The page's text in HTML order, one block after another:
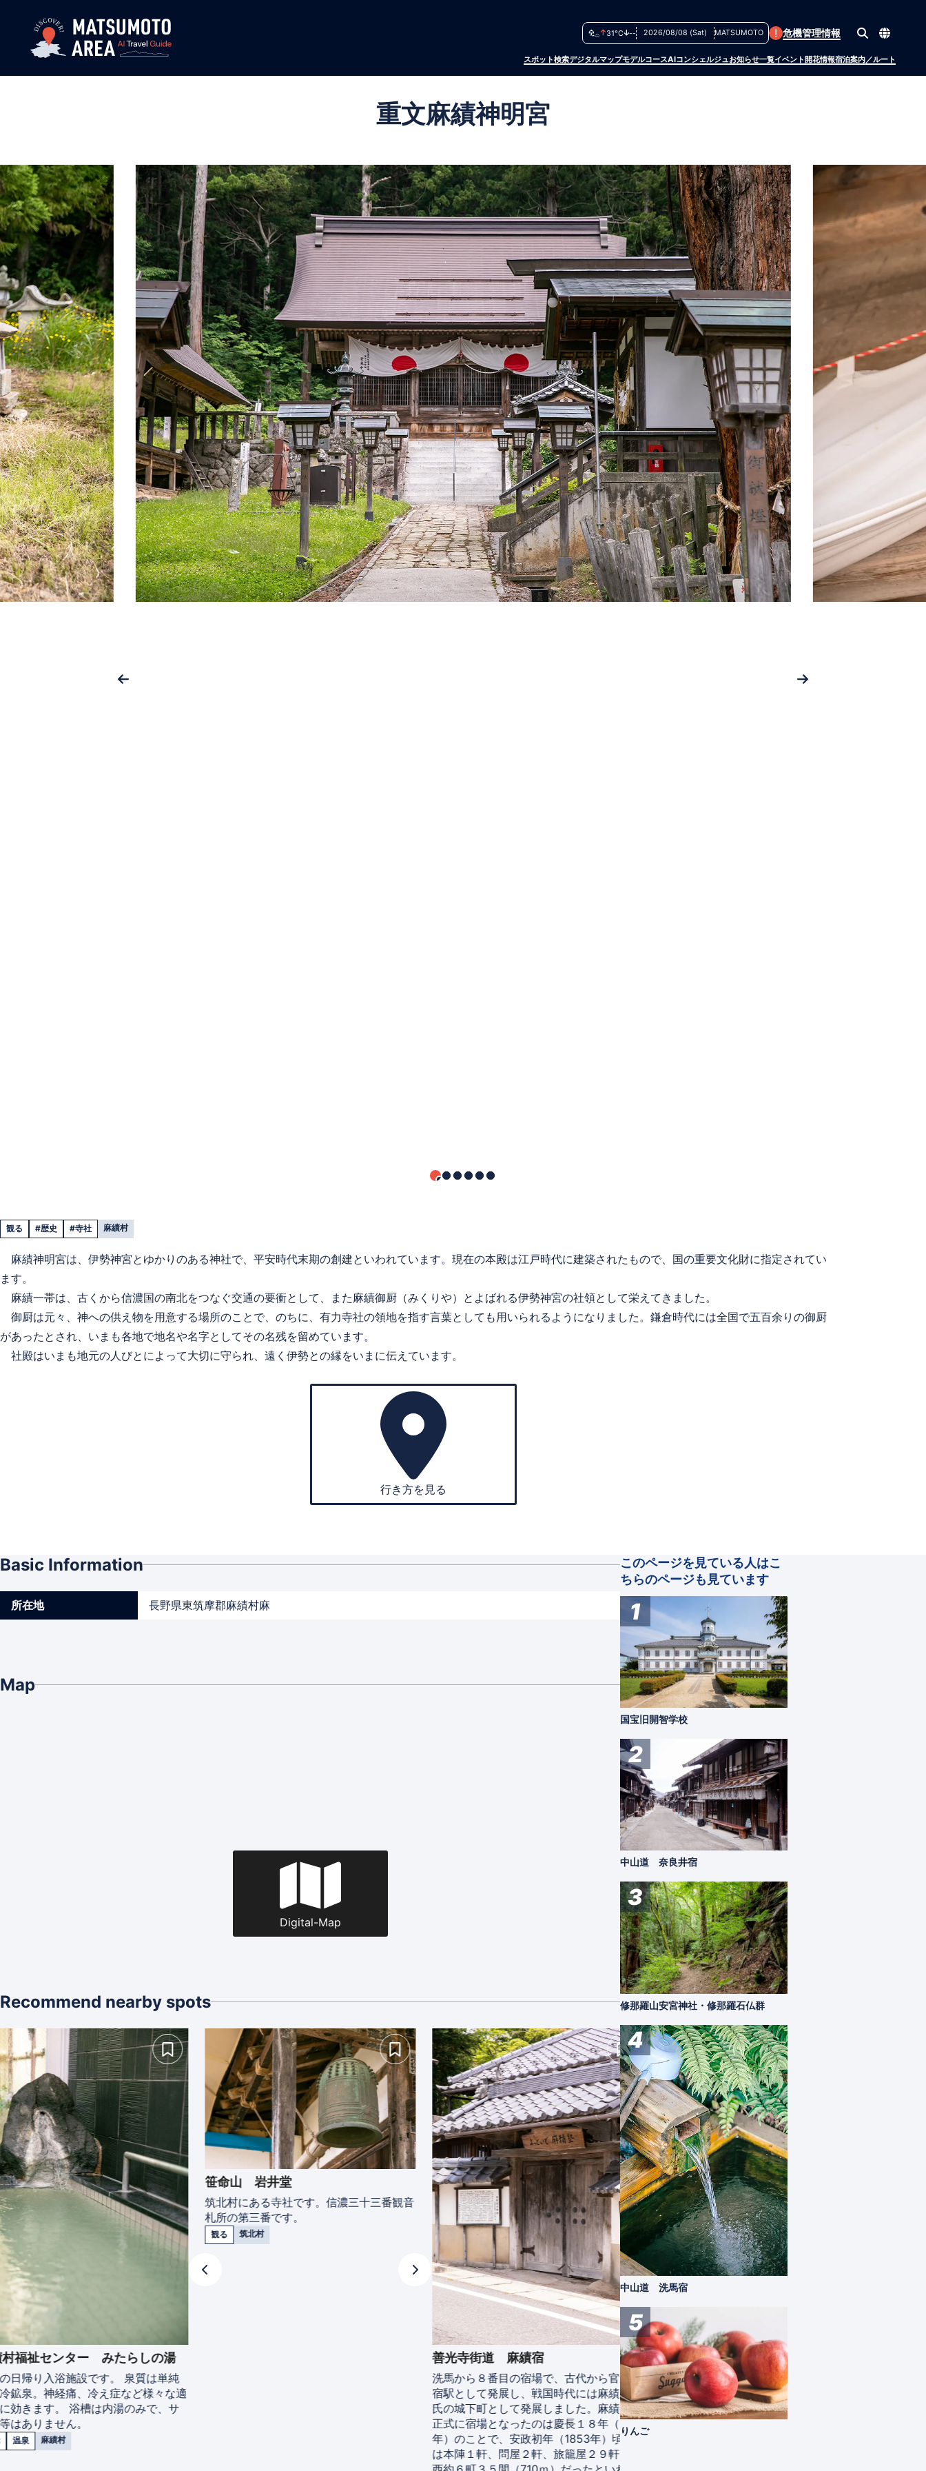
スポット検索デジタルマップモデルコースAIコンシェルジュお知らせ一覧イベント 開花情報宿泊案内／ルート
31°C -- 2026/08/08 (Sat) MATSUMOTO ! 危機管理情報
重文麻績神明宮
観る #歴史 #寺社 麻績村
麻績神明宮は、伊勢神宮とゆかりのある神社で、平安時代末期の創建といわれています。現在の本殿は江戸時代に建築されたもので、国の重要文化財に指定されてい
ます。
麻績一帯は、古くから信濃国の南北をつなぐ交通の要衝として、また麻績御厨（みくりや）とよばれる伊勢神宮の社領として栄えてきました。
御厨は元々、神への供え物を用意する場所のことで、のちに、有力寺社の領地を指す言葉としても用いられるようになりました。鎌倉時代には全国で五百余りの御厨
があったとされ、いまも各地で地名や名字としてその名残を留めています。
社殿はいまも地元の人びとによって大切に守られ、遠く伊勢との縁をいまに伝えています。
行き方を見る
Basic Information
所在地 長野県東筑摩郡麻績村麻
Map
Digital-Map
Recommend nearby spots
村福祉センター みたらしの湯
日帰り入浴施設です。 泉質は単純
鉱泉。神経痛、冷え症など様々な適
効きます。 浴槽は内湯のみで、サ
はありません。
温泉 麻績村
笹命山 岩井堂
筑北村にある寺社です。信濃三十三番観音
札所の第三番です。
観る 筑北村
善光寺街道 麻績宿
洗馬から８番目の宿場で、古代から官道の
宿駅として発展し、戦国時代には麻績服部
氏の城下町として発展しました。麻績宿が
正式に宿場となったのは慶長１８年（1613
年）のことで、安政初年（1853年）頃に
は本陣１軒、問屋２軒、旅籠屋２９軒、東
蒸しおやき
信州の伝統食であるおやきは、長野県内
でも地域ごとに調理法が異なります。大き
く南北で「焼き」と「蒸し」に分かれます
が、県中央に位置する松本エリアでは両方
が混在しています。 具材はあんこ、野
沢菜、味噌なす、切り干し大根などで、こ
ちらも地域ごと、また店や家ごとにそれぞ
やつなどとして日常的に食べられているほ
か、おみやげ品としても定番になっていま
す。 ...
特産品 麻績村
このページを見ている人はこ
ちらのページも見ています
1
国宝旧開智学校
2
中山道 奈良井宿
3
修那羅山安宮神社・修那羅石仏群
4
中山道 洗馬宿
5
りんご